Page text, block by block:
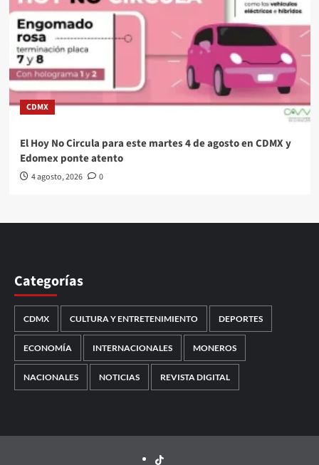
CDMX
El Hoy No Circula para este martes 4 de agosto en CDMX y
Edomex ponte atento
4 agosto, 2026 0
Categorías
CDMX CULTURA Y ENTRETENIMIENTO DEPORTES
ECONOMÍA INTERNACIONALES MONEROS
NACIONALES NOTICIAS REVISTA DIGITAL
TikTok